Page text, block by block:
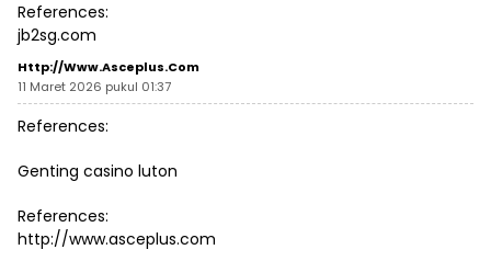
References:
jb2sg.com
Http://www.asceplus.com
11 Maret 2026 pukul 01:37
References:
Genting casino luton
References:
http://www.asceplus.com